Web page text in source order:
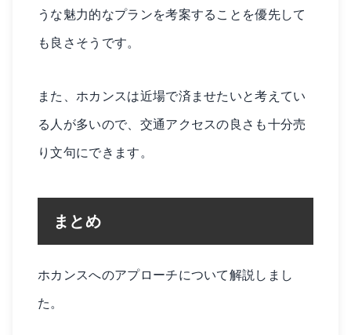
うな魅力的なプランを考案することを優先して
も良さそうです。
また、ホカンスは近場で済ませたいと考えてい
る人が多いので、交通アクセスの良さも十分売
り文句にできます。
まとめ
ホカンスへのアプローチについて解説しまし
た。